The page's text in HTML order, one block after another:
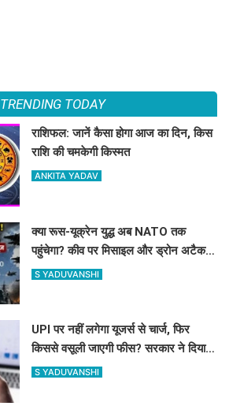
TRENDING TODAY
राशिफल: जानें कैसा होगा आज का दिन, किस
राशि की चमकेगी किस्मत
ANKITA YADAV
क्या रूस-यूक्रेन युद्ध अब NATO तक
पहुंचेगा? कीव पर मिसाइल और ड्रोन अटैक,
काला सागर में भी तनाव
S YADUVANSHI
UPI पर नहीं लगेगा यूजर्स से चार्ज, फिर
किससे वसूली जाएगी फीस? सरकार ने दिया
बड़ा अपडेट
S YADUVANSHI